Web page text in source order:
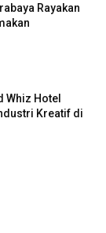
Rayakan
Whiz Hotel
Kreatif di